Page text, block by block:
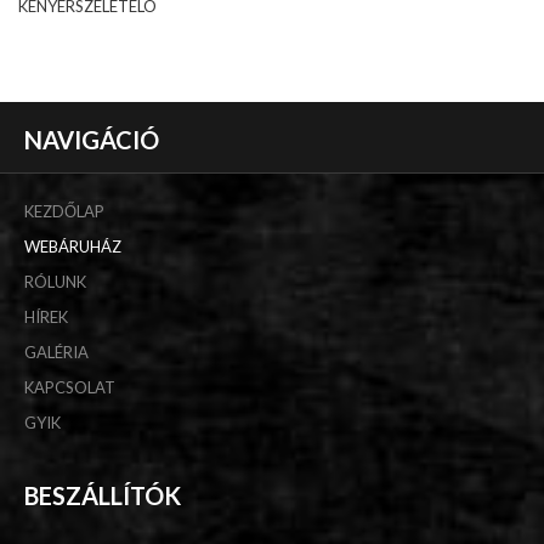
KENYÉRSZELETELÖ
NAVIGÁCIÓ
KEZDŐLAP
WEBÁRUHÁZ
RÓLUNK
HÍREK
GALÉRIA
KAPCSOLAT
GYIK
BESZÁLLÍTÓK